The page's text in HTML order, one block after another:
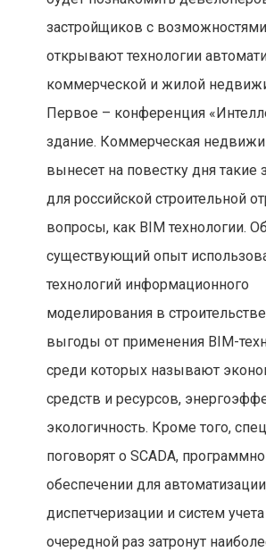
застройщиков с
открывают технологии
коммерческой и жилой
Первое – конференция
здание. Коммерческая
вынесет на повестку дня такие
для российской строительной
вопросы, как BIM технологии.
существующий опыт
технологий информационного
моделирования в
выгоды от применения BIM-
среди которых называют
средств и ресурсов,
экологичность. Кроме того,
поговорят о SCADA,
обеспечении для
диспетчеризации и систем
очередной раз затронут